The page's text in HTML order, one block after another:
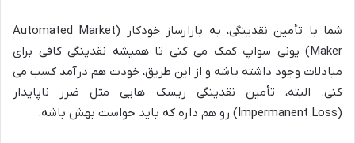
شما با تأمین نقدینگی، به بازارساز خودکار (Automated Market
Maker) یونی سواپ کمک می کنی تا همیشه نقدینگی کافی برای
مبادلات وجود داشته باشه و از این طریق، خودت هم درآمد کسب می
کنی. البته، تأمین نقدینگی ریسک هایی مثل ضرر ناپایدار
(Impermanent Loss) رو هم داره که باید حواست بهش باشه.